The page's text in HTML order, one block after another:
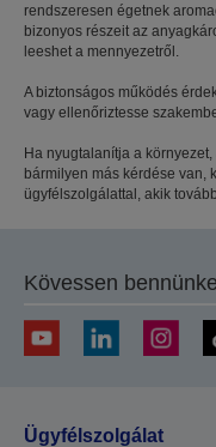
rendszeresen égetnek
bizonyos részeit az
leeshet a mennyezetről.
A biztonságos működés
vagy ellenőriztesse
Ha nyugtalanítja a
bármilyen más kérdése van,
ügyfélszolgálattal, akik
Kövessen
Ügyfélszolgálat